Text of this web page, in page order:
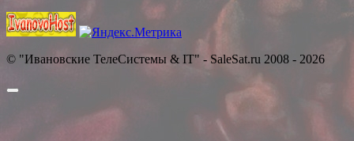
© "Ивановские ТелеСистемы & IT" - SaleSat.ru 2008 - 2026
Прокрутить